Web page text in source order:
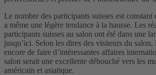
Le nombre des participants suisses est
a même une légère tendance à la hausse. Les
participants suisses au salon ont été dans une
jusqu’ici. Selon les dires des visiteurs du
encore de faire d’intéressantes affaires
salon serait une excellente débouché vers les
américain et asiatique.